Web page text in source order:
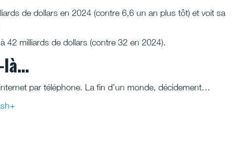
de dollars en 2024 (contre 6,6 un an plus tôt) et voit sa
42 milliards de dollars (contre 32 en 2024).
là…
par téléphone. La fin d’un monde, décidement…